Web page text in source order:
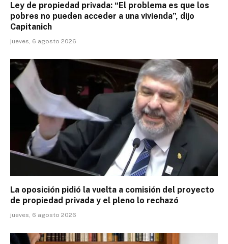
Ley de propiedad privada: “El problema es que los
pobres no pueden acceder a una vivienda”, dijo
Capitanich
jueves, 6 agosto 2026
La oposición pidió la vuelta a comisión del proyecto
de propiedad privada y el pleno lo rechazó
jueves, 6 agosto 2026